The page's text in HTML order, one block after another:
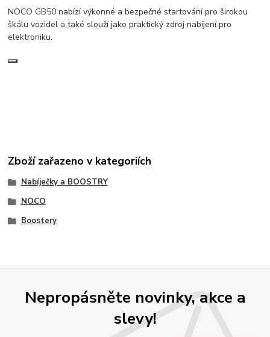
NOCO GB50 nabízí výkonné a bezpečné startování pro širokou
škálu vozidel a také slouží jako praktický zdroj nabíjení pro
elektroniku.
Zboží zařazeno v kategoriích
Nabíječky a BOOSTRY
NOCO
Boostery
Nepropásněte novinky, akce a
slevy!